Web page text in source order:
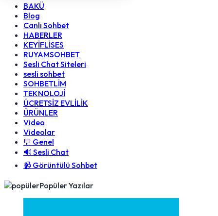
BAKÜ
Blog
Canlı Sohbet
HABERLER
KEYİFLİSES
RUYAMSOHBET
Sesli Chat Siteleri
sesli sohbet
SOHBETLİM
TEKNOLOJİ
ÜCRETSİZ EVLİLİK
ÜRÜNLER
Video
Videolar
💬 Genel
🔊 Sesli Chat
📹 Görüntülü Sohbet
Popüler Yazılar